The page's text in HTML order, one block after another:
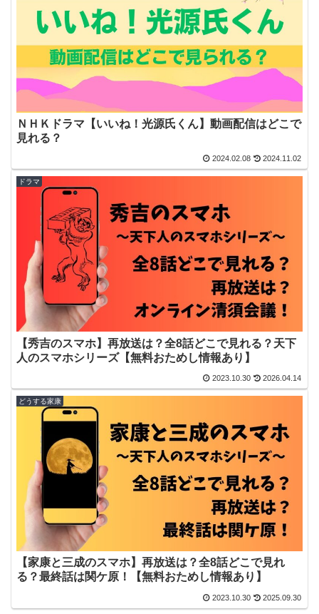
ＮＨＫドラマ【いいね！光源氏くん】動画配信はどこで
見れる？
2024.02.08 2024.11.02
ドラマ
【秀吉のスマホ】再放送は？全8話どこで見れる？天下
人のスマホシリーズ【無料おためし情報あり】
2023.10.30 2026.04.14
どうする家康
【家康と三成のスマホ】再放送は？全8話どこで見れ
る？最終話は関ケ原！【無料おためし情報あり】
2023.10.30 2025.09.30